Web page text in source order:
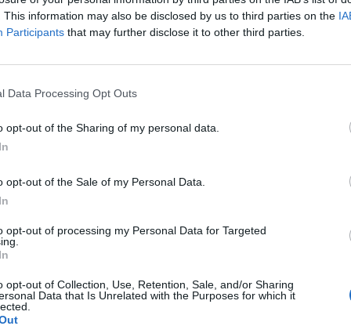
This information may also be disclosed by us to third parties on the
Participants that may further disclose it to other third parties.
Data Processing Opt Outs
opt-out of the Sharing of my personal data.
opt-out of the Sale of my Personal Data.
opt-out of processing my Personal Data for Targeted
opt-out of Collection, Use, Retention, Sale, and/or Sharing
Data that Is Unrelated with the Purposes for which it
online. E con pochi click si potrà
da casa o in ufficio". Ed è
preferiscono ancora recarsi di persona
perché chi esegue la procedura sul
che il permesso venga spedito
mentre presentando la richiesta di
si riceve 'a vista'. Dal 1 dicembre,
via email in Pdf e si potrà quindi
casa per essere poi esposto sul
di tempo visto che non sarà più
all'Eur per il ritiro. Senza
Rudy Giuliani a Come States?
americana